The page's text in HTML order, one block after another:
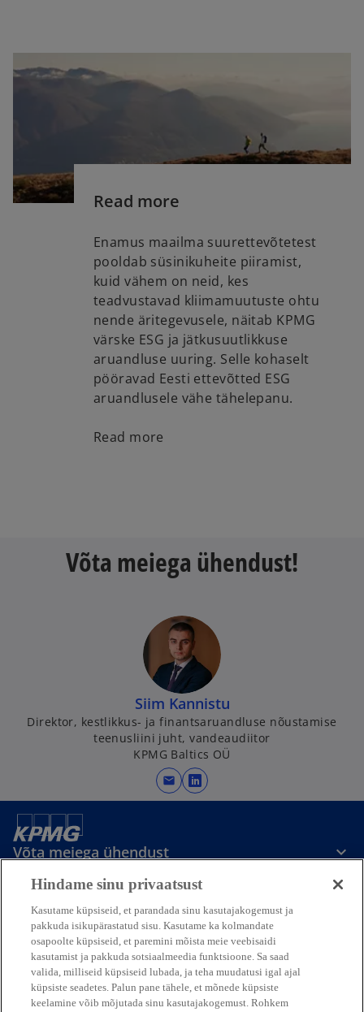
Read more
Enamus maailma suurettevõtetest
pooldab süsinikuheite piiramist,
kuid vähem on neid, kes
teadvustavad kliimamuutuste ohtu
nende äritegevusele, näitab KPMG
värske ESG ja jätkusuutlikkuse
aruandluse uuring. Selle kohaselt
pööravad Eesti ettevõtted ESG
aruandlusele vähe tähelepanu.
Read more
Võta meiega ühendust!
Siim Kannistu
Direktor, kestlikkus- ja finantsaruandluse nõustamise
teenusliini juht, vandeaudiitor
KPMG Baltics OÜ
mail
o
i
n
a
n
e
w
t
Võta meiega ühendust
Meedia
Ettevõttest
o
o
o
o
Hindame sinu privaatsust
Kasutame küpsiseid, et parandada sinu kasutajakogemust ja
pakkuda isikupärastatud sisu. Kasutame ka kolmandate
osapoolte küpsiseid, et paremini mõista meie veebisaidi
kasutamist ja pakkuda sotsiaalmeedia funktsioone. Sa saad
valida, milliseid küpsiseid lubada, ja teha muudatusi igal ajal
küpsiste seadetes. Palun pane tähele, et mõnede küpsiste
keelamine võib mõjutada sinu kasutajakogemust. Rohkem